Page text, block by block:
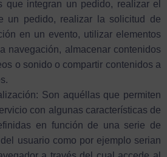
que integran un pedido, realizar el
un pedido, realizar la solicitud de
en un evento, utilizar elementos
navegación, almacenar contenidos
o sonido o compartir contenidos a
Son aquéllas que permiten
con algunas características de
en función de una serie de
usuario como por ejemplo serian